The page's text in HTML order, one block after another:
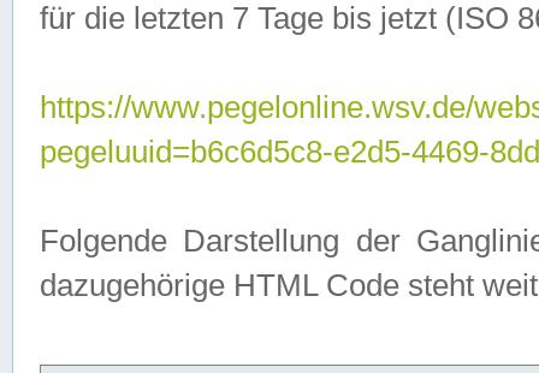
für die letzten 7 Tage bis jetzt (ISO
https://www.pegelonline.wsv.de/
pegeluuid=b6c6d5c8-e2d5-4469-
Folgende Darstellung der
dazugehörige HTML Code steht